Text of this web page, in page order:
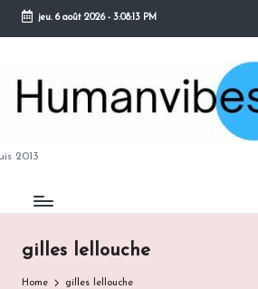
Skip
content
jeu. 6 août 2026- 3:08:14 PM
2013
gilles lellouche
Home gilles lellouche